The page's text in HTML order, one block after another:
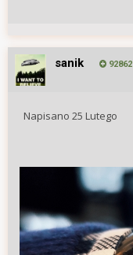
sanik 92862
Napisano 25 Lutego